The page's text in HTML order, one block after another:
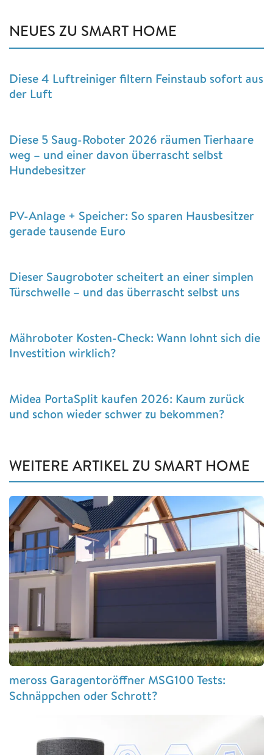
NEUES ZU SMART HOME
Diese 4 Luftreiniger filtern Feinstaub sofort aus
der Luft
Diese 5 Saug-Roboter 2026 räumen Tierhaare
weg – und einer davon überrascht selbst
Hundebesitzer
PV-Anlage + Speicher: So sparen Hausbesitzer
gerade tausende Euro
Dieser Saugroboter scheitert an einer simplen
Türschwelle – und das überrascht selbst uns
Mähroboter Kosten-Check: Wann lohnt sich die
Investition wirklich?
Midea PortaSplit kaufen 2026: Kaum zurück
und schon wieder schwer zu bekommen?
WEITERE ARTIKEL ZU SMART HOME
meross Garagentoröffner MSG100 Tests:
Schnäppchen oder Schrott?